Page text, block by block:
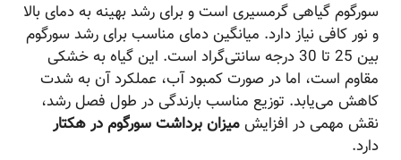
سورگوم گیاهی گرمسیری است و برای رشد بهینه به دمای بالا
و نور کافی نیاز دارد. میانگین دمای مناسب برای رشد سورگوم
بین 25 تا 30 درجه سانتی‌گراد است. این گیاه به خشکی
مقاوم است، اما در صورت کمبود آب، عملکرد آن به شدت
کاهش می‌یابد. توزیع مناسب بارندگی در طول فصل رشد،
نقش مهمی در افزایشمیزان برداشت سورگوم در هکتار
دارد.